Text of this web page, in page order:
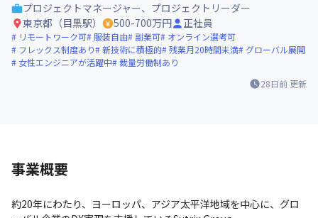
28日前 更新
プロジェクトマネージャー、プロジェクトリーダー
東京都（目黒駅）
500-700万円 正社員
リモートワーク可 服装自由 副業可
オンライン選考可
フレックス制度あり
新技術に積極的 残業月20時間未満
グローバル展開
女性エンジニアが活躍中
裁量労働制あり
事業概要
約20年にわたり、ヨーロッパ、アジア太平洋地域を中心に、グロ